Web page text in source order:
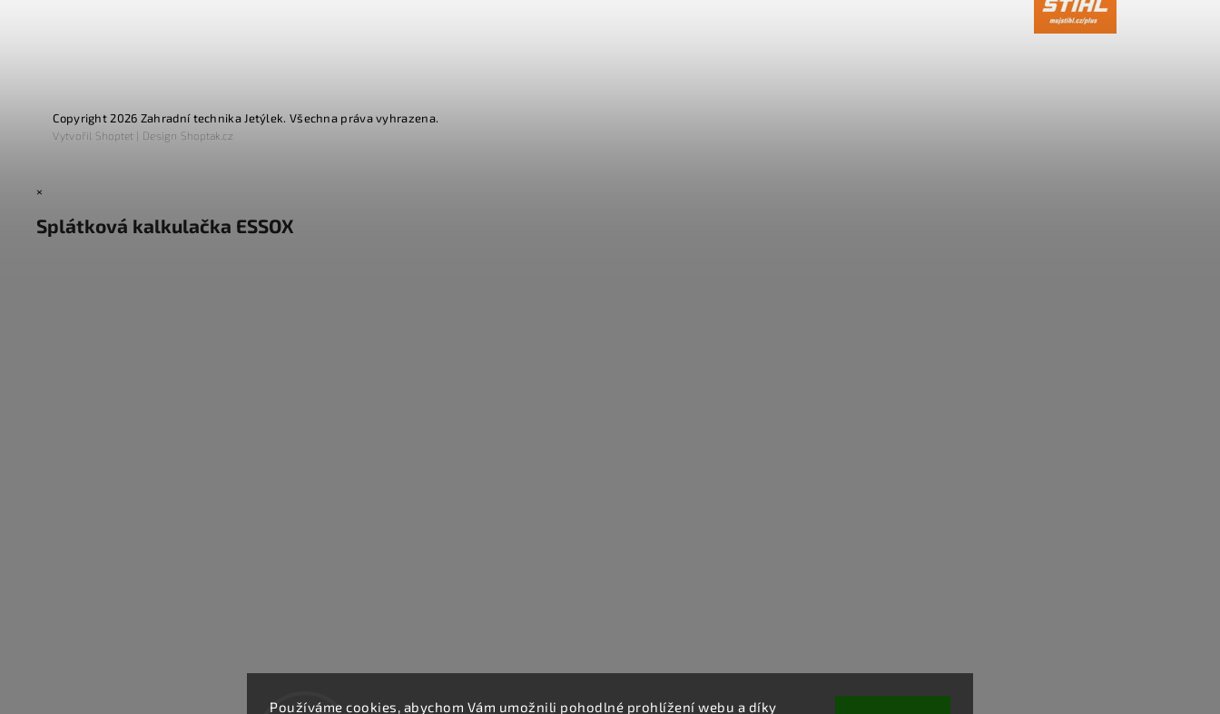
Používáme cookies, abychom Vám umožnili pohodlné prohlížení webu a díky
Copyright 2026 Zahradní technika Jetýlek. Všechna práva vyhrazena.
VytvořilShoptet | DesignShoptak.cz
×
Splátková kalkulačka ESSOX